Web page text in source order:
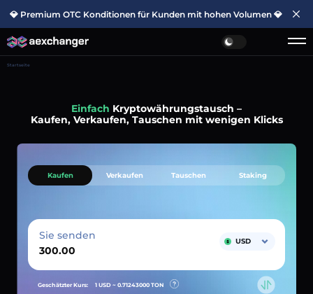
💎 Premium OTC Konditionen für Kunden mit hohen Volumen 💎
Startseite
Einfach Kryptowährungstausch –
Kaufen, Verkaufen, Tauschen mit wenigen Klicks
Kaufen Verkaufen Tauschen Staking
Sie senden USD
Geschätzter Kurs: 1 USD ~ 0.71243000 TON